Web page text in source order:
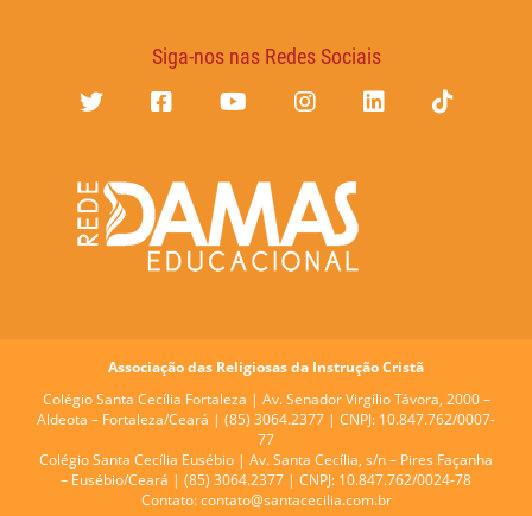
Siga-nos nas Redes Sociais
Associação das Religiosas da Instrução Cristã
Colégio Santa Cecília Fortaleza | Av. Senador Virgílio Távora, 2000 –
Aldeota – Fortaleza/Ceará | (85) 3064.2377 | CNPJ: 10.847.762/0007-
77
Colégio Santa Cecília Eusébio | Av. Santa Cecília, s/n – Pires Façanha
– Eusébio/Ceará | (85) 3064.2377 | CNPJ: 10.847.762/0024-78
Contato: contato@santacecilia.com.br